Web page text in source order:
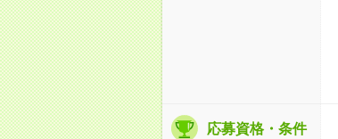
応募資格・条件